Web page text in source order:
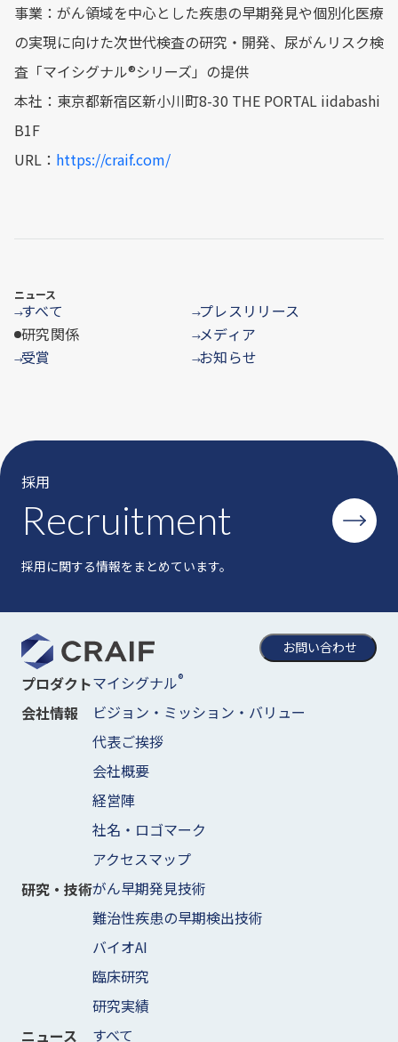
事業：がん領域を中心とした疾患の早期発見や個別化医療
の実現に向けた次世代検査の研究・開発、尿がんリスク検
査「マイシグナル®シリーズ」の提供
本社：東京都新宿区新小川町8-30 THE PORTAL iidabashi
B1F
URL： https://craif.com/
ニュース
→すべて →プレスリリース
研究関係
→メディア
→受賞 →お知らせ
採用
Recruitment
採用に関する情報をまとめています。
お問い合わせ
プロダクトマイシグナル®
会社情報
ビジョン・ミッション・バリュー
代表ご挨拶
会社概要
経営陣
社名・ロゴマーク
アクセスマップ
研究・技術がん早期発見技術
難治性疾患の早期検出技術
バイオAI
臨床研究
研究実績
ニュース
すべて